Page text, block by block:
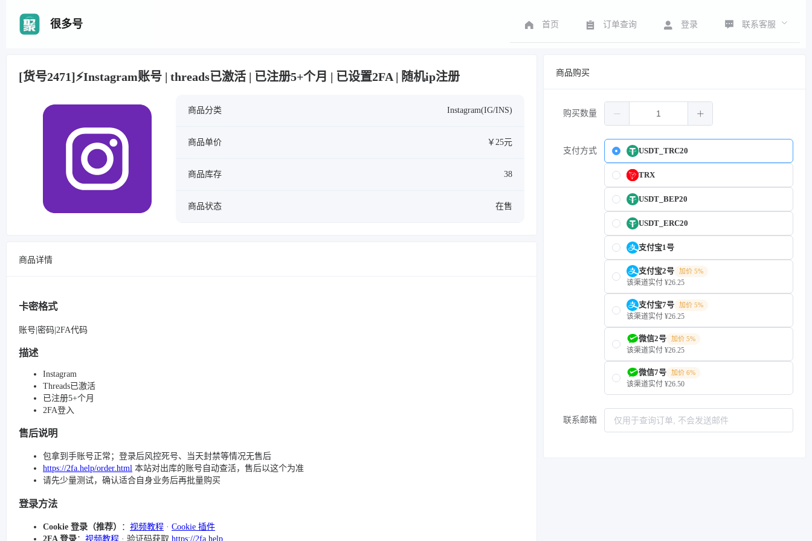
很多号 首页 订单查询 登录 联系客服
[货号2471]⚡Instagram账号 | threads已激活 | 已注册5+个月 | 已设置2FA | 随机ip注册
商品分类 Instagram(IG/INS)
商品单价 ￥25元
商品库存 38
商品状态 在售
商品详情
卡密格式
账号|密码|2FA代码
描述
Instagram
Threads已激活
已注册5+个月
2FA登入
售后说明
包拿到手账号正常；登录后风控死号、当天封禁等情况无售后
https://2fa.help/order.html 本站对出库的账号自动查活，售后以这个为准
请先少量测试，确认适合自身业务后再批量购买
登录方法
Cookie 登录（推荐） ： 视频教程 · Cookie 插件
2FA 登录： 视频教程 · 验证码获取 https://2fa.help
商品购买
购买数量
支付方式 USDT_TRC20
TRX
USDT_BEP20
USDT_ERC20
支付宝1号
支付宝2号 加价 5%
该渠道实付 ¥26.25
支付宝7号 加价 5%
该渠道实付 ¥26.25
微信2号 加价 5%
该渠道实付 ¥26.25
微信7号 加价 6%
该渠道实付 ¥26.50
联系邮箱